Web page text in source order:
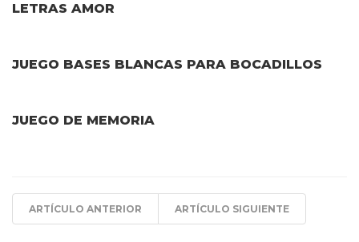
LETRAS AMOR
JUEGO BASES BLANCAS PARA BOCADILLOS
JUEGO DE MEMORIA
ARTÍCULO ANTERIOR ARTÍCULO SIGUIENTE